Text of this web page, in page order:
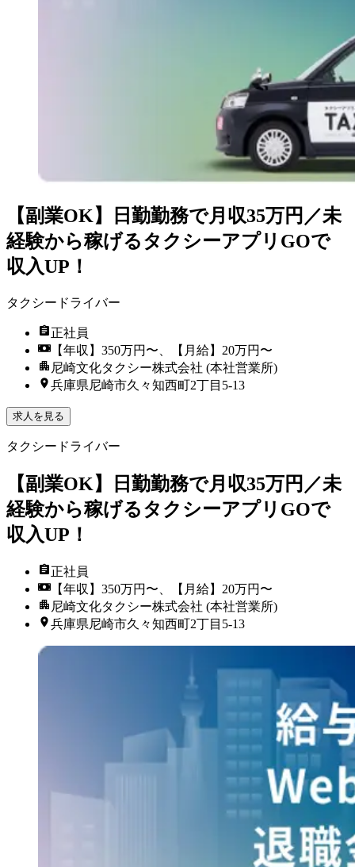
【副業OK】日勤勤務で月収35万円／未
経験から稼げるタクシーアプリGOで
収入UP！
タクシードライバー
正社員
【年収】350万円〜、【月給】20万円〜
尼崎文化タクシー株式会社 (本社営業所)
兵庫県尼崎市久々知西町2丁目5-13
求人を見る
タクシードライバー
【副業OK】日勤勤務で月収35万円／未
経験から稼げるタクシーアプリGOで
収入UP！
正社員
【年収】350万円〜、【月給】20万円〜
尼崎文化タクシー株式会社 (本社営業所)
兵庫県尼崎市久々知西町2丁目5-13